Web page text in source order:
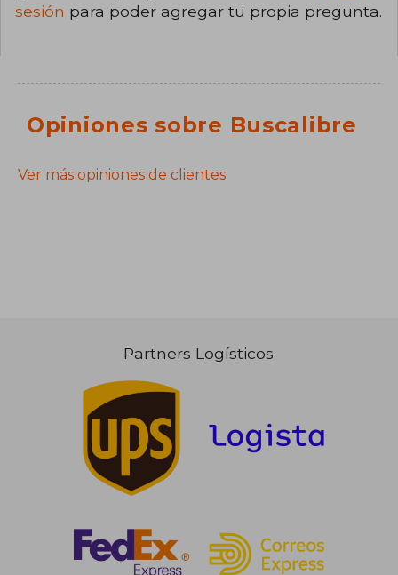
sesión para poder agregar tu propia pregunta.
Opiniones sobre Buscalibre
Ver más opiniones de clientes
Partners Logísticos